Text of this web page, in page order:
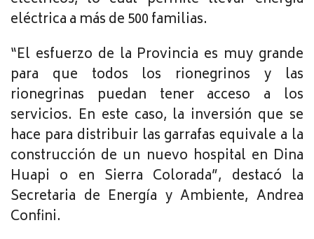
eléctrica a más de 500 familias.
“El esfuerzo de la Provincia es muy grande
para que todos los rionegrinos y las
rionegrinas puedan tener acceso a los
servicios. En este caso, la inversión que se
hace para distribuir las garrafas equivale a la
construcción de un nuevo hospital en Dina
Huapi o en Sierra Colorada”, destacó la
Secretaria de Energía y Ambiente, Andrea
Confini.